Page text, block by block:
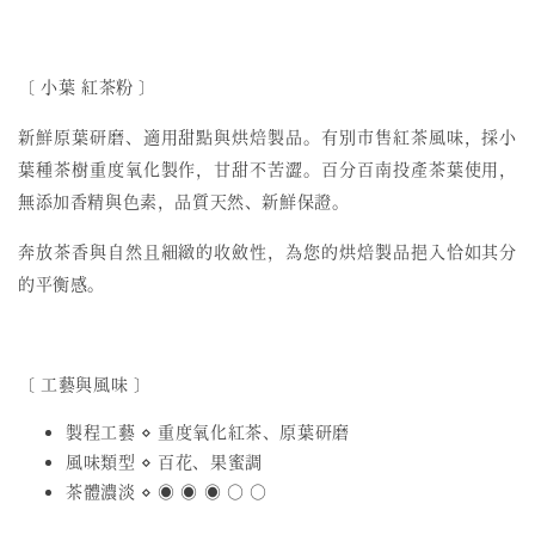
〔 小葉 紅茶粉 〕
新鮮原葉研磨、適用甜點與烘焙製品。有別市售紅茶風味，採小
葉種茶樹重度氧化製作，甘甜不苦澀。百分百南投產茶葉使用，
無添加香精與色素，品質天然、新鮮保證。
奔放茶香與自然且細緻的收斂性，為您的烘焙製品挹入恰如其分
的平衡感。
〔 工藝與風味 〕
製程工藝 ⋄ 重度氧化紅茶、原葉研磨
風味類型 ⋄ 百花、果蜜調
茶體濃淡 ⋄ ◉ ◉ ◉ ○ ○